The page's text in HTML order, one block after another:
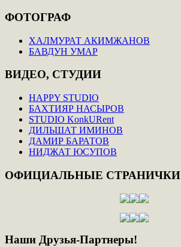
ФОТОГРАФ
ХАЛМУРАТ АКИМЖАНОВ
БАВДУН УМАР
ВИДЕО, СТУДИИ
HAPPY STUDIO
БАХТИЯР НАСЫРОВ
STUDIO KonkURent
ДИЛЬШАТ ИМИНОВ
ДАМИР БАРАТОВ
НИДЖАТ ЮСУПОВ
ОФИЦИАЛЬНЫЕ СТРАНИЧКИ
Наши Друзья-Партнеры!